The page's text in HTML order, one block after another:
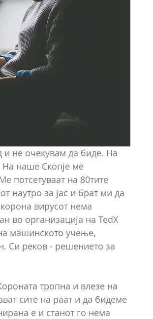
и не очекувам да биде. На
На наше Скопје ме
потсетуваат на 80тите
наутро за јас и брат ми да
вирусот нема
во организација на TedX
машинското учење,
Си реков - решението за
тропна и влезе на
сите на раат и да бидеме
е и станот го нема